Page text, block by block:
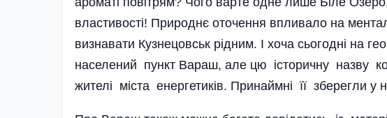
властивості! Природнє оточення впливало на
визнавати Кузнецовськ рідним. І хоча сьогодні на
населений пункт Вараш, але цю історичну назву
жителі міста енергетиків. Принаймні її зберегли у